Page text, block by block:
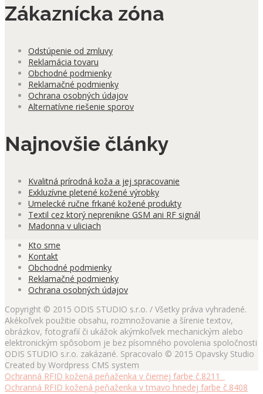
Zákaznícka zóna
Odstúpenie od zmluvy
Reklamácia tovaru
Obchodné podmienky
Reklamačné podmienky
Ochrana osobných údajov
Alternatívne riešenie sporov
Najnovšie články
Kvalitná prírodná koža a jej spracovanie
Exkluzívne pletené kožené výrobky
Umelecké ručne frkané kožené produkty
Textil cez ktorý neprenikne GSM ani RF signál
Madonna v uliciach
Kto sme
Kontakt
Obchodné podmienky
Reklamačné podmienky
Ochrana osobných údajov
Copyright © 2015 ODIS STUDIO s.r.o. / Všetky práva vyhradené.
Akékoľvek použitie obsahu, rozmnožovanie a šírenie textov,
obrázkov, fotografií či ukážok akýmkoľvek mechanickým alebo
elektronickým spôsobom je bez písomného povolenia spoločnosti
ODIS STUDIO s.r.o. zakázané. Spracovalo © 2015 Opavsky Studio
Created by Wordpress CMS system
Ochranná RFID kožená peňaženka v čiernej farbe č.8211
Ochranná RFID kožená peňaženka v tmavo hnedej farbe č.8408